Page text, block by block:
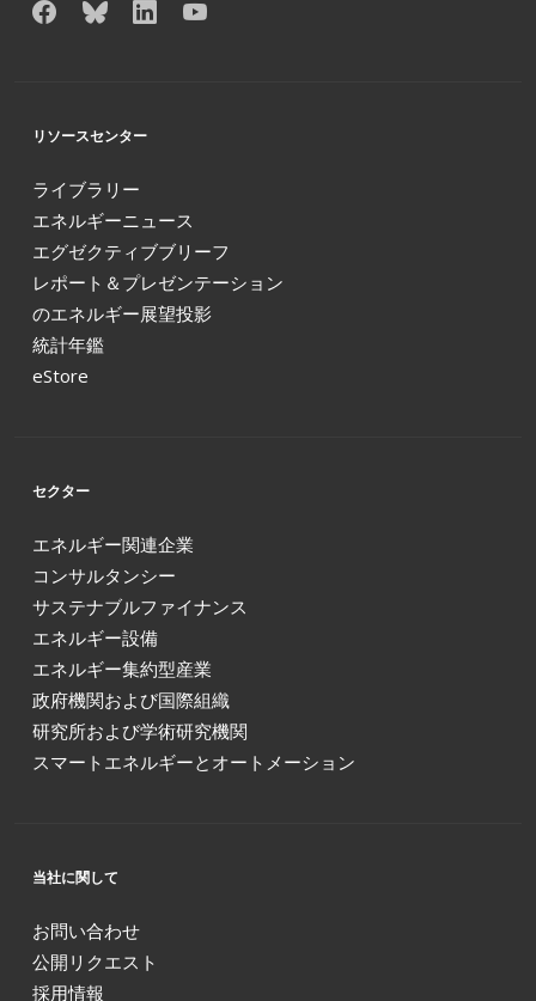
リソースセンター
ライブラリー
エネルギーニュース
エグゼクティブブリーフ
レポート＆プレゼンテーション
のエネルギー展望投影
統計年鑑
eStore
セクター
エネルギー関連企業
コンサルタンシー
サステナブルファイナンス
エネルギー設備
エネルギー集約型産業
政府機関および国際組織
研究所および学術研究機関
スマートエネルギーとオートメーション
当社に関して
お問い合わせ
公開リクエスト
採用情報